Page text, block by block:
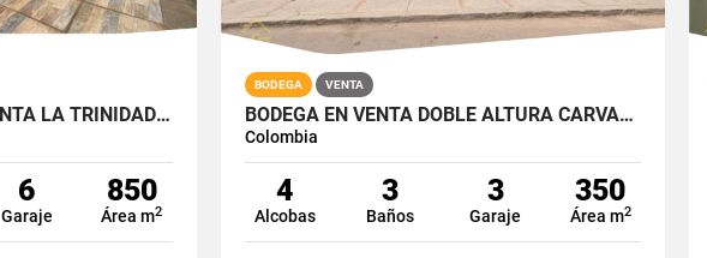
CASA CAMPESTRE EN VENTA LA TRINIDAD VÍA LA REFORMA CALI SUR 1000M2
6
Garaje
850
Área m2
BODEGA VENTA
BODEGA EN VENTA DOBLE ALTURA CARVAJAL BOGOTA SUR 350M2
Colombia
4
Alcobas
3
Baños
3
Garaje
350
Área m2